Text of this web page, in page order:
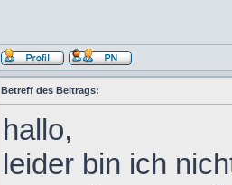
Betreff des Beitrags:
hallo,
leider bin ich